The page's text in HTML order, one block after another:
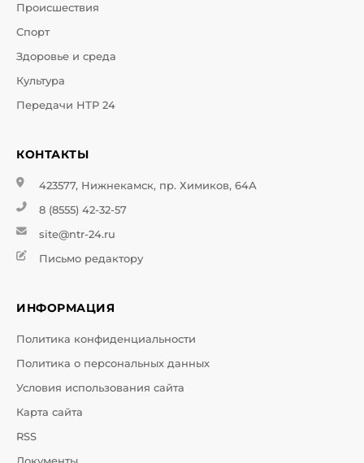
Происшествия
Спорт
Здоровье и среда
Культура
Передачи НТР 24
КОНТАКТЫ
423577, Нижнекамск, пр. Химиков, 64А
8 (8555) 42-32-57
site@ntr-24.ru
Письмо редактору
ИНФОРМАЦИЯ
Политика конфиденциальности
Политика о персональных данных
Условия использования сайта
Карта сайта
RSS